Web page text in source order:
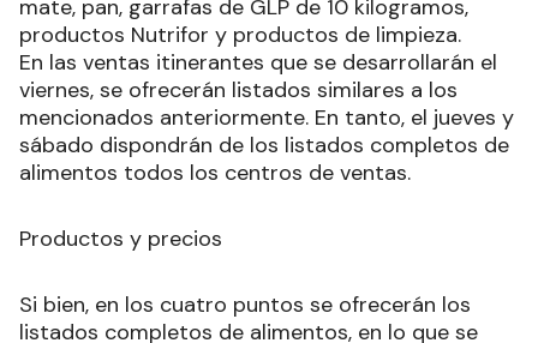
mate, pan, garrafas de GLP de 10 kilogramos,
productos Nutrifor y productos de limpieza.
En las ventas itinerantes que se desarrollarán el
viernes, se ofrecerán listados similares a los
mencionados anteriormente. En tanto, el jueves y
sábado dispondrán de los listados completos de
alimentos todos los centros de ventas.
Productos y precios
Si bien, en los cuatro puntos se ofrecerán los
listados completos de alimentos, en lo que se